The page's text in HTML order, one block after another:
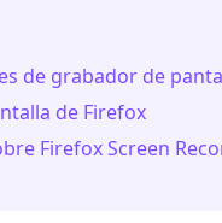
de grabador de
de Firefox
Firefox Screen